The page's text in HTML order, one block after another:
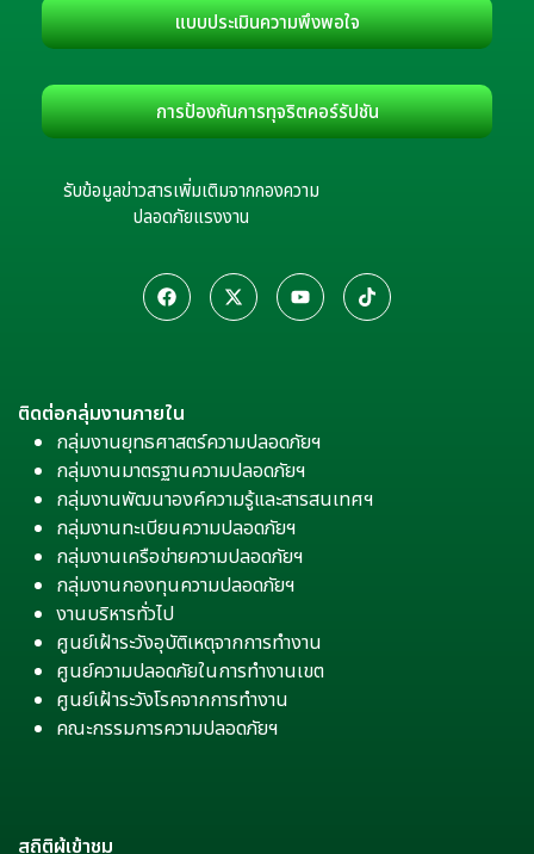
แบบประเมินความพึงพอใจ
การป้องกันการทุจริตคอร์รัปชัน
รับข้อมูลข่าวสารเพิ่มเติมจากกองความ
ปลอดภัยแรงงาน
ติดต่อกลุ่มงานภายใน
กลุ่มงานยุทธศาสตร์ความปลอดภัยฯ
กลุ่มงานมาตรฐานความปลอดภัยฯ
กลุ่มงานพัฒนาองค์ความรู้และสารสนเทศฯ
กลุ่มงานทะเบียนความปลอดภัยฯ
กลุ่มงานเครือข่ายความปลอดภัยฯ
กลุ่มงานกองทุนความปลอดภัยฯ
งานบริหารทั่วไป
ศูนย์เฝ้าระวังอุบัติเหตุจากการทำงาน
ศูนย์ความปลอดภัยในการทำงานเขต
ศูนย์เฝ้าระวังโรคจากการทำงาน
คณะกรรมการความปลอดภัยฯ
สถิติผู้เข้าชม